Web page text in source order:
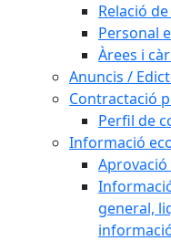
Relació
Personal
Àrees i
Anuncis /
Contractació
Perfil de
Informació
general,